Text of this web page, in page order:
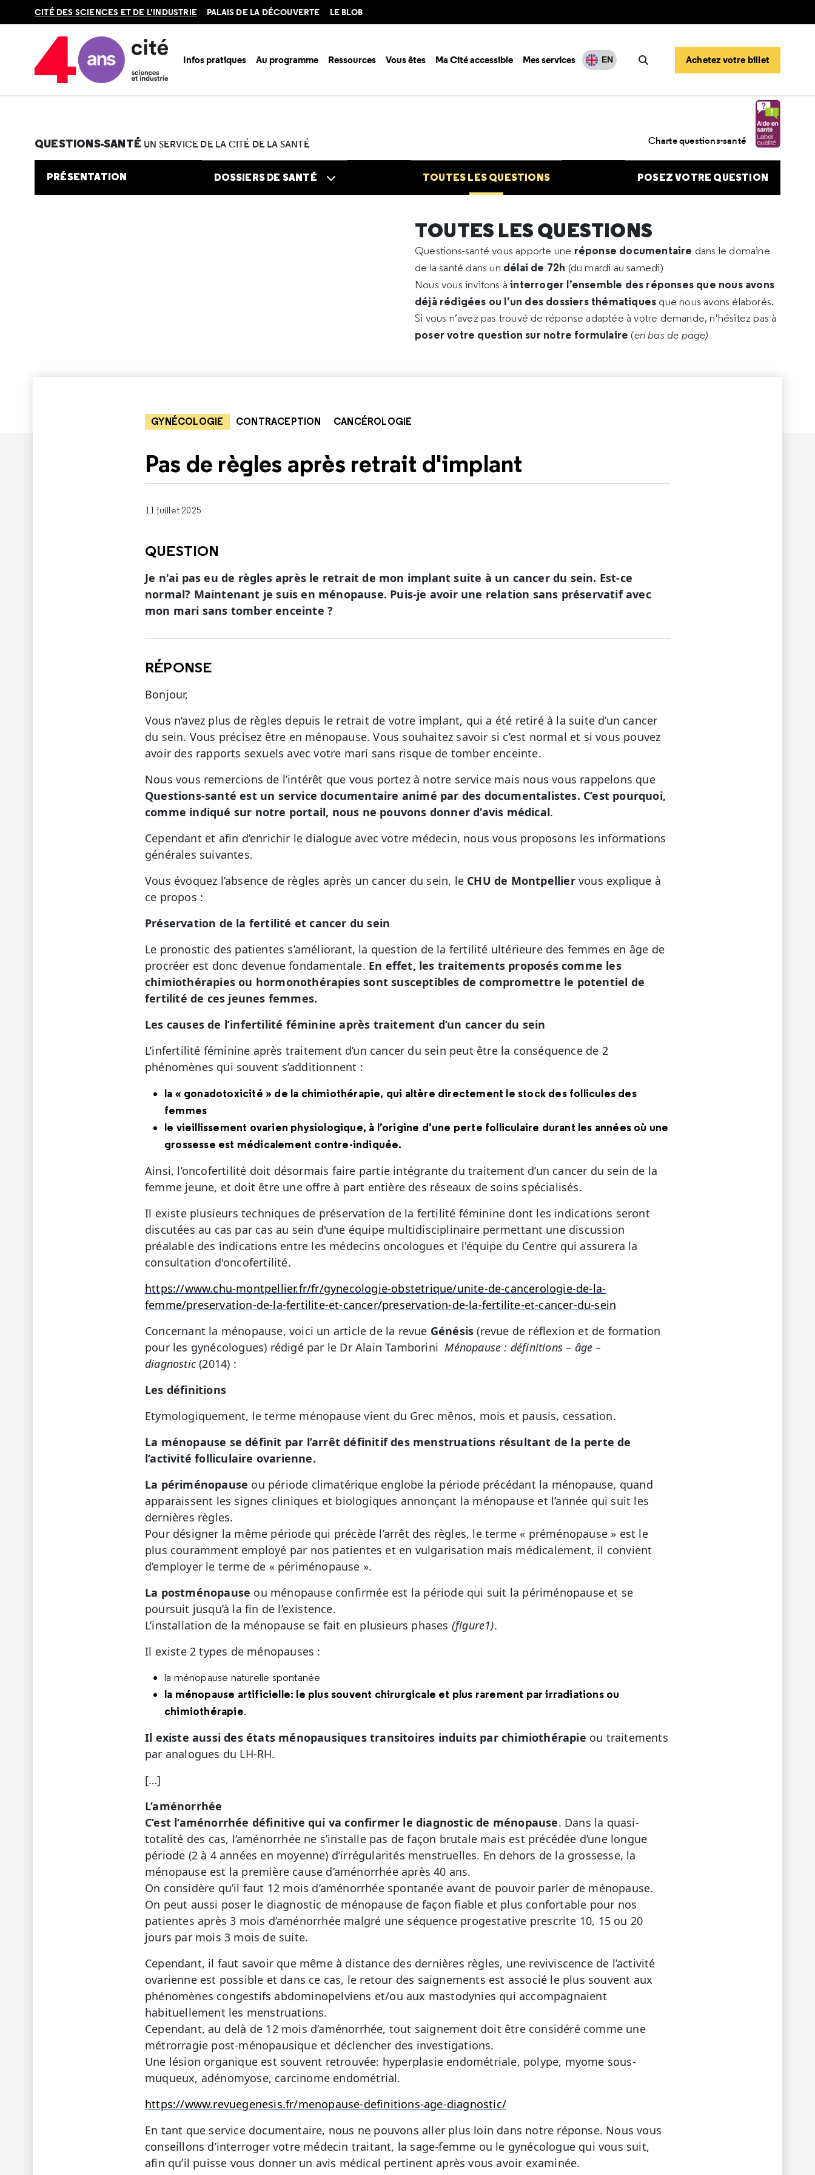
en
CITÉ DES SCIENCES ET DE L'INDUSTRIE PALAIS DE LA DÉCOUVERTE LE BLOB
Infos pratiques Au programme Ressources Vous êtes Ma Cité accessible Mes services EN
Rechercher
Achetez votre billet
Accueil Au programme
QUESTIONS-SANTÉ UN SERVICE DE LA CITÉ DE LA SANTÉ Charte questions-santé
PRÉSENTATION DOSSIERS DE SANTÉ TOUTES LES QUESTIONS POSEZ VOTRE QUESTION
TOUTES LES QUESTIONS
Questions-santé vous apporte une réponse documentaire dans le domaine
de la santé dans un délai de 72h (du mardi au samedi)
Nous vous invitons àinterroger l’ensemble des réponses que nous avons
déjà rédigées ou l’un des dossiers thématiques que nous avons élaborés.
Si vous n’avez pas trouvé de réponse adaptée à votre demande, n’hésitez pas à
poser votre question sur notre formulaire (en bas de page)
GYNÉCOLOGIE CONTRACEPTION CANCÉROLOGIE
Pas de règles après retrait d'implant
11 juillet 2025
QUESTION
Je n'ai pas eu de règles après le retrait de mon implant suite à un cancer du sein. Est-ce
normal? Maintenant je suis en ménopause. Puis-je avoir une relation sans préservatif avec
mon mari sans tomber enceinte ?
RÉPONSE
Bonjour,
Vous n’avez plus de règles depuis le retrait de votre implant, qui a été retiré à la suite d’un cancer
du sein. Vous précisez être en ménopause. Vous souhaitez savoir si c’est normal et si vous pouvez
avoir des rapports sexuels avec votre mari sans risque de tomber enceinte.
Nous vous remercions de l’intérêt que vous portez à notre service mais nous vous rappelons que
Questions-santé est un service documentaire animé par des documentalistes. C’est pourquoi,
comme indiqué sur notre portail, nous ne pouvons donner d’avis médical.
Cependant et afin d’enrichir le dialogue avec votre médecin, nous vous proposons les informations
générales suivantes.
Vous évoquez l’absence de règles après un cancer du sein, le CHU de Montpelliervous explique à
ce propos :
Préservation de la fertilité et cancer du sein
Le pronostic des patientes s’améliorant, la question de la fertilité ultérieure des femmes en âge de
procréer est donc devenue fondamentale. En effet, les traitements proposés comme les
chimiothérapies ou hormonothérapies sont susceptibles de compromettre le potentiel de
fertilité de ces jeunes femmes.
Les causes de l’infertilité féminine après traitement d’un cancer du sein
L’infertilité féminine après traitement d’un cancer du sein peut être la conséquence de 2
phénomènes qui souvent s’additionnent :
la « gonadotoxicité » de la chimiothérapie, qui altère directement le stock des follicules des
femmes
le vieillissement ovarien physiologique, à l’origine d’une perte folliculaire durant les années où une
grossesse est médicalement contre-indiquée.
Ainsi, l’oncofertilité doit désormais faire partie intégrante du traitement d’un cancer du sein de la
femme jeune, et doit être une offre à part entière des réseaux de soins spécialisés.
Il existe plusieurs techniques de préservation de la fertilité féminine dont les indications seront
discutées au cas par cas au sein d'une équipe multidisciplinaire permettant une discussion
préalable des indications entre les médecins oncologues et l'équipe du Centre qui assurera la
consultation d'oncofertilité.
https://www.chu-montpellier.fr/fr/gynecologie-obstetrique/unite-de-cancerologie-de-la-
femme/preservation-de-la-fertilite-et-cancer/preservation-de-la-fertilite-et-cancer-du-sein
Concernant la ménopause, voici un article de la revue Génésis (revue de réflexion et de formation
pour les gynécologues) rédigé par le Dr Alain Tamborini Ménopause : définitions – âge –
diagnostic(2014) :
Les définitions
Etymologiquement, le terme ménopause vient du Grec mênos, mois et pausis, cessation.
La ménopause se définit par l’arrêt définitif des menstruations résultant de la perte de
l’activité folliculaire ovarienne.
La périménopause ou période climatérique englobe la période précédant la ménopause, quand
apparaissent les signes cliniques et biologiques annonçant la ménopause et l’année qui suit les
dernières règles.
Pour désigner la même période qui précède l’arrêt des règles, le terme « préménopause » est le
plus couramment employé par nos patientes et en vulgarisation mais médicalement, il convient
d’employer le terme de « périménopause ».
La postménopause ou ménopause confirmée est la période qui suit la périménopause et se
poursuit jusqu’à la fin de l’existence.
L’installation de la ménopause se fait en plusieurs phases (figure1).
Il existe 2 types de ménopauses :
la ménopause naturelle spontanée
la ménopause artificielle: le plus souvent chirurgicale et plus rarement par irradiations ou
chimiothérapie.
Il existe aussi des états ménopausiques transitoires induits par chimiothérapie ou traitements
par analogues du LH-RH.
[…]
L’aménorrhée
C’est l’aménorrhée définitive qui va confirmer le diagnostic de ménopause. Dans la quasi-
totalité des cas, l’aménorrhée ne s’installe pas de façon brutale mais est précédée d’une longue
période (2 à 4 années en moyenne) d’irrégularités menstruelles. En dehors de la grossesse, la
ménopause est la première cause d’aménorrhée après 40 ans.
On considère qu’il faut 12 mois d’aménorrhée spontanée avant de pouvoir parler de ménopause.
On peut aussi poser le diagnostic de ménopause de façon fiable et plus confortable pour nos
patientes après 3 mois d’aménorrhée malgré une séquence progestative prescrite 10, 15 ou 20
jours par mois 3 mois de suite.
Cependant, il faut savoir que même à distance des dernières règles, une reviviscence de l’activité
ovarienne est possible et dans ce cas, le retour des saignements est associé le plus souvent aux
phénomènes congestifs abdominopelviens et/ou aux mastodynies qui accompagnaient
habituellement les menstruations.
Cependant, au delà de 12 mois d’aménorrhée, tout saignement doit être considéré comme une
métrorragie post-ménopausique et déclencher des investigations.
Une lésion organique est souvent retrouvée: hyperplasie endométriale, polype, myome sous-
muqueux, adénomyose, carcinome endométrial.
https://www.revuegenesis.fr/menopause-definitions-age-diagnostic/
En tant que service documentaire, nous ne pouvons aller plus loin dans notre réponse. Nous vous
conseillons d’interroger votre médecin traitant, la sage-femme ou le gynécologue qui vous suit,
afin qu’il puisse vous donner un avis médical pertinent après vous avoir examinée.